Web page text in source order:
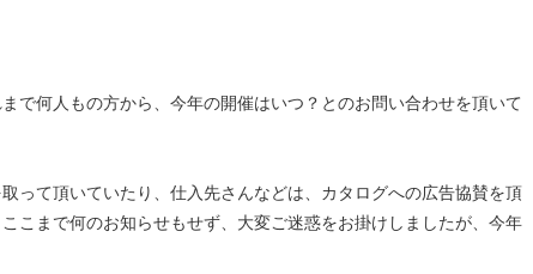
で何人もの方から、今年の開催はいつ？とのお問い合わせを頂いて
って頂いていたり、仕入先さんなどは、カタログへの広告協賛を頂
こまで何のお知らせもせず、大変ご迷惑をお掛けしましたが、今年